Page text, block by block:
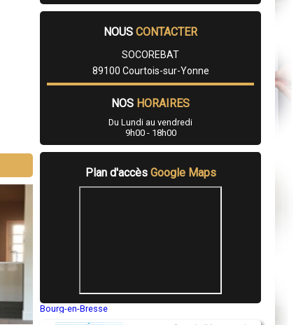
NOUS CONTACTER
SOCOREBAT
89100 Courtois-sur-Yonne
NOS HORAIRES
Du Lundi au vendredi
9h00 - 18h00
Plan d'accès Google Maps
Bourg-en-Bresse